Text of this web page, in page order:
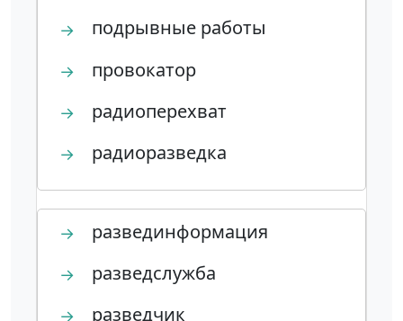
→ подрывные работы
→ провокатор
→ радиоперехват
→ радиоразведка
→ развединформация
→ разведслужба
→ разведчик